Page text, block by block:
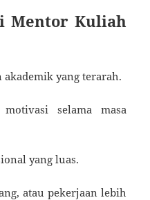
Mentor Kuliah
yang terarah.
selama masa
yang luas.
atau pekerjaan lebih